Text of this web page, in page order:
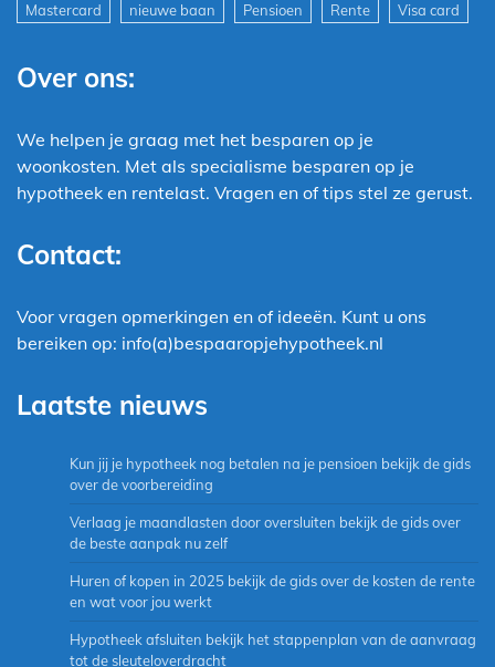
Mastercard
nieuwe baan Pensioen Rente Visa card
Over ons:
We helpen je graag met het besparen op je
woonkosten. Met als specialisme besparen op je
hypotheek en rentelast. Vragen en of tips stel ze gerust.
Contact:
Voor vragen opmerkingen en of ideeën. Kunt u ons
bereiken op: info(a)bespaaropjehypotheek.nl
Laatste nieuws
Kun jij je hypotheek nog betalen na je pensioen bekijk de gids
over de voorbereiding
Verlaag je maandlasten door oversluiten bekijk de gids over
de beste aanpak nu zelf
Huren of kopen in 2025 bekijk de gids over de kosten de rente
en wat voor jou werkt
Hypotheek afsluiten bekijk het stappenplan van de aanvraag
tot de sleuteloverdracht